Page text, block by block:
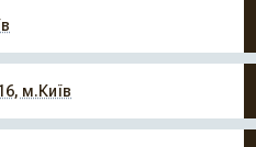
м.Київ